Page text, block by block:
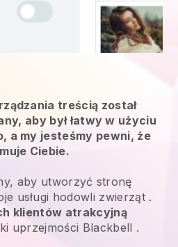
treścią został
aby był łatwy w użyciu
a my jesteśmy pewni, że
Ciebie.
aby utworzyć stronę
usługi hodowli zwierząt.
klientów atrakcyjną
uprzejmości Blackbell .